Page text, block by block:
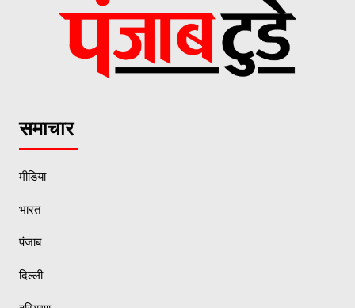
समाचार
मीडिया
भारत
पंजाब
दिल्ली